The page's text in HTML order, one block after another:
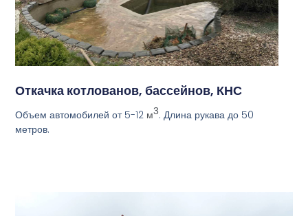
Откачка котлованов, бассейнов, КНС
Объем автомобилей от 5-12 м3. Длина рукава до 50
метров.